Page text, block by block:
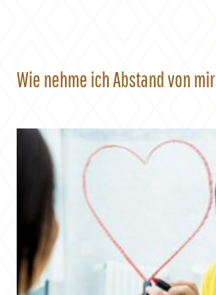
Persoenlichkeitsentwicklung.ch lesen.
Wie nehme ich Abstand von